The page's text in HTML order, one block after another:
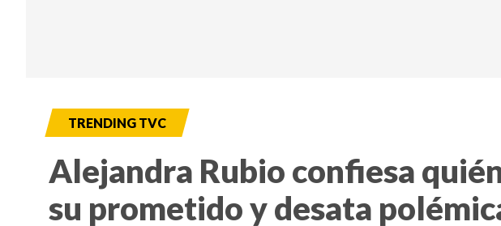
TRENDING TVC
Alejandra Rubio confiesa
su prometido y desata